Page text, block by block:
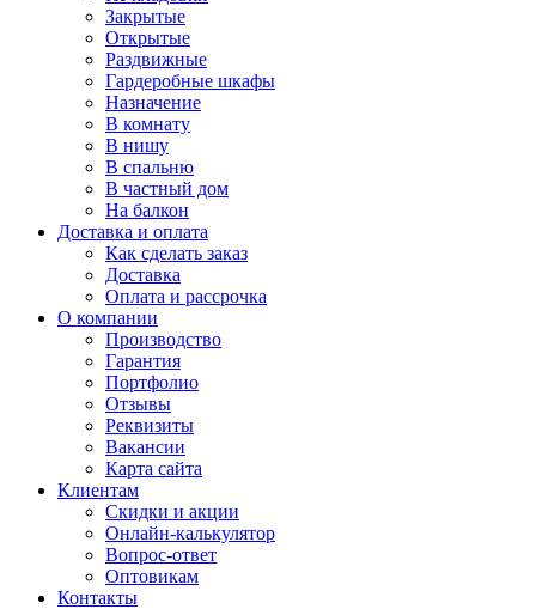
Закрытые
Открытые
Раздвижные
Гардеробные шкафы
Назначение
В комнату
В нишу
В спальню
В частный дом
На балкон
Доставка и оплата
Как сделать заказ
Доставка
Оплата и рассрочка
О компании
Производство
Гарантия
Портфолио
Отзывы
Реквизиты
Вакансии
Карта сайта
Клиентам
Скидки и акции
Онлайн-калькулятор
Вопрос-ответ
Оптовикам
Контакты